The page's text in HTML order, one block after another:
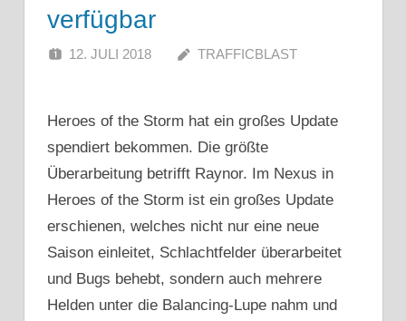
verfügbar
12. JULI 2018 TRAFFICBLAST
Heroes of the Storm hat ein großes Update
spendiert bekommen. Die größte
Überarbeitung betrifft Raynor. Im Nexus in
Heroes of the Storm ist ein großes Update
erschienen, welches nicht nur eine neue
Saison einleitet, Schlachtfelder überarbeitet
und Bugs behebt, sondern auch mehrere
Helden unter die Balancing-Lupe nahm und